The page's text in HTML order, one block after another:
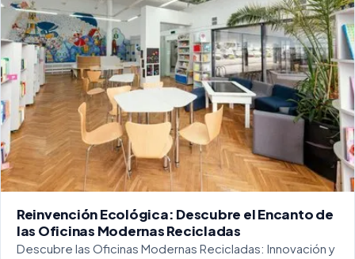
Reinvención Ecológica: Descubre el Encanto de
las Oficinas Modernas Recicladas
Descubre las Oficinas Modernas Recicladas: Innovación y